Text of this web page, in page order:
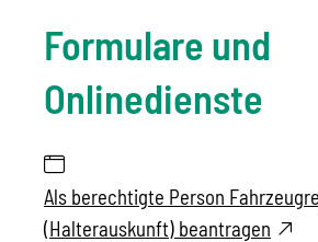
Formulare und
Onlinedienste
Als berechtigte Person
(Halterauskunft) beantragen